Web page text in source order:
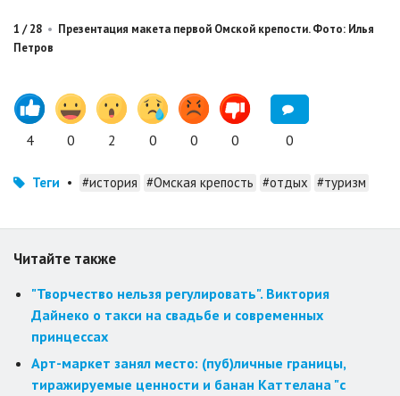
1 /28 • Презентация макета первой Омской крепости. Фото: Илья
Петров
4 0 2 0 0 0 0
Теги • #история #Омская крепость #отдых #туризм
Читайте также
"Творчество нельзя регулировать". Виктория
Дайнеко о такси на свадьбе и современных
принцессах
Арт-маркет занял место: (пуб)личные границы,
тиражируемые ценности и банан Каттелана "с